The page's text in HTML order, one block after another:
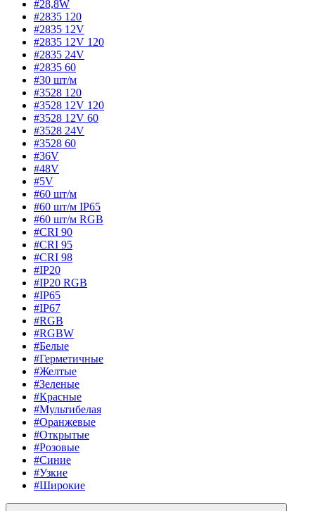
#28,8W
#2835 120
#2835 12V
#2835 12V 120
#2835 24V
#2835 60
#30 шт/м
#3528 120
#3528 12V 120
#3528 12V 60
#3528 24V
#3528 60
#36V
#48V
#5V
#60 шт/м
#60 шт/м IP65
#60 шт/м RGB
#CRI 90
#CRI 95
#CRI 98
#IP20
#IP20 RGB
#IP65
#IP67
#RGB
#RGBW
#Белые
#Герметичные
#Желтые
#Зеленые
#Красные
#Мультибелая
#Оранжевые
#Открытые
#Розовые
#Синие
#Узкие
#Широкие